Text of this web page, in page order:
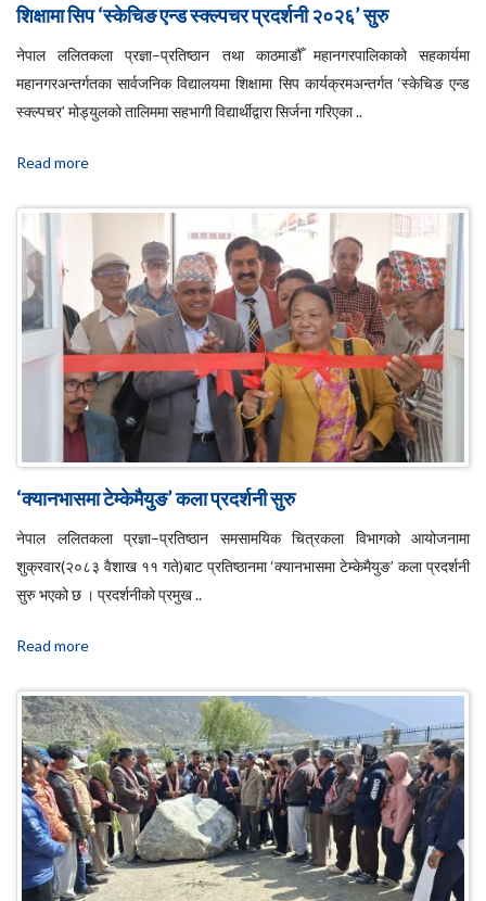
शिक्षामा सिप ‘स्केचिङ एन्ड स्क्ल्पचर प्रदर्शनी २०२६’ सुरु
नेपाल ललितकला प्रज्ञा–प्रतिष्ठान तथा काठमाडौँ महानगरपालिकाको सहकार्यमा
महानगरअन्तर्गतका सार्वजनिक विद्यालयमा शिक्षामा सिप कार्यक्रमअन्तर्गत ‘स्केचिङ एन्ड
स्क्ल्पचर’ मोड्युलको तालिममा सहभागी विद्यार्थीद्वारा सिर्जना गरिएका ..
Read more
‘क्यानभासमा टेम्केमैयुङ’ कला प्रदर्शनी सुरु
नेपाल ललितकला प्रज्ञा–प्रतिष्ठान समसामयिक चित्रकला विभागको आयोजनामा
शुक्रवार(२०८३ वैशाख ११ गते)बाट प्रतिष्ठानमा ‘क्यानभासमा टेम्केमैयुङ’ कला प्रदर्शनी
सुरु भएको छ । प्रदर्शनीको प्रमुख ..
Read more